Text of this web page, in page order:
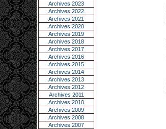
Archives 2023
Archives 2022
Archives 2021
Archives 2020
Archives 2019
Archives 2018
Archives 2017
Archives 2016
Archives 2015
Archives 2014
Archives 2013
Archives 2012
Archives 2011
Archives 2010
Archives 2009
Archives 2008
Archives 2007